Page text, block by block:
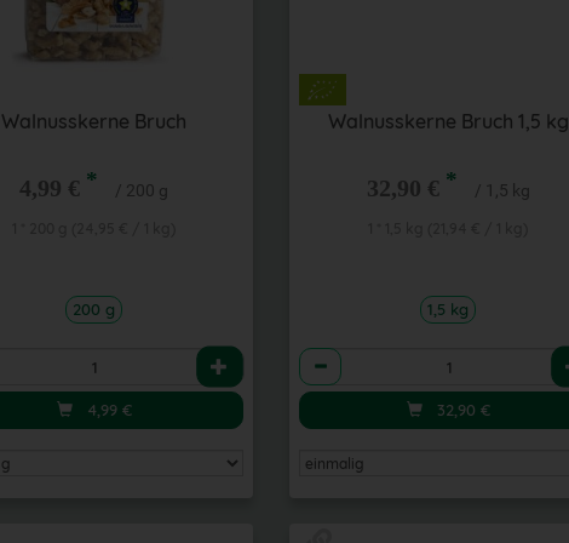
Walnusskerne Bruch
4,99 € * / 200 g
200 g
4,99 €
Walnusskerne Bruch 1,5 kg
32,90 € * / 1,5 kg
1,5 kg
Anzahl
32,90 €